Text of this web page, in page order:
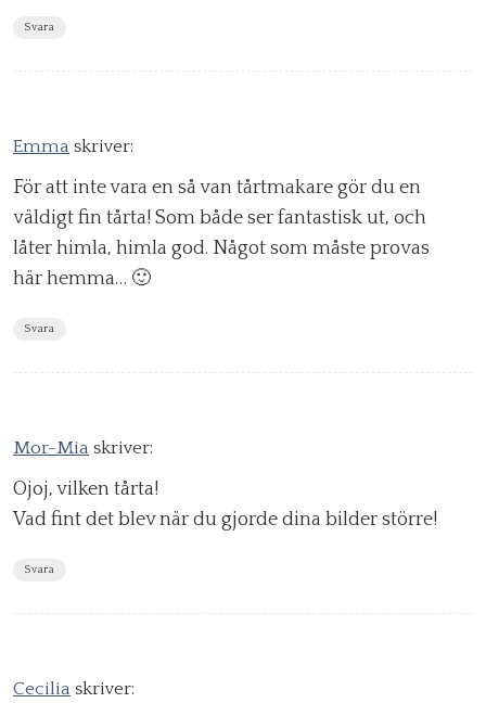
Svara
Emma skriver:
För att inte vara en så van tårtmakare gör du en
väldigt fin tårta! Som både ser fantastisk ut, och
låter himla, himla god. Något som måste provas
här hemma… 🙂
Svara
Mor-Mia skriver:
Ojoj, vilken tårta!
Vad fint det blev när du gjorde dina bilder större!
Svara
Cecilia skriver: